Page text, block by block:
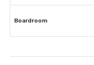
Boardroom